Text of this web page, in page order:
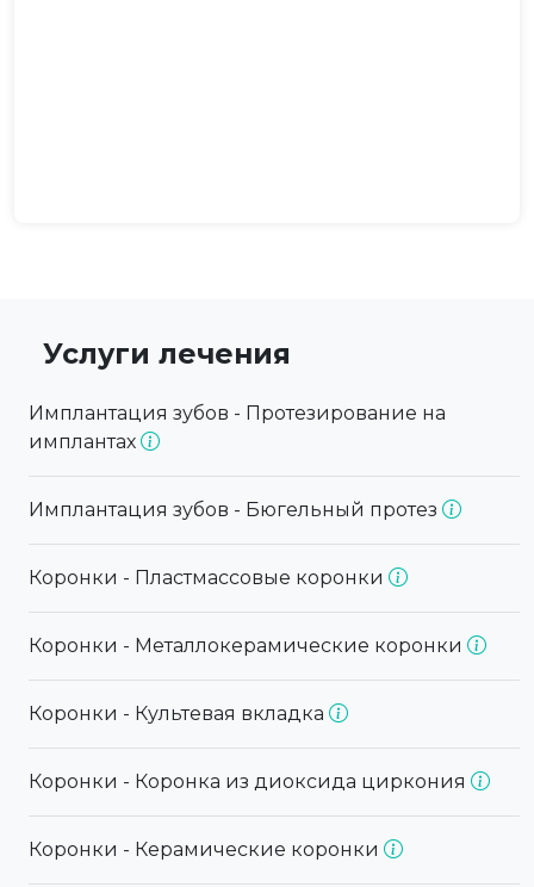
Услуги лечения
Имплантация зубов - Протезирование на
имплантах
Имплантация зубов - Бюгельный протез
Коронки - Пластмассовые коронки
Коронки - Металлокерамические коронки
Коронки - Культевая вкладка
Коронки - Коронка из диоксида циркония
Коронки - Керамические коронки